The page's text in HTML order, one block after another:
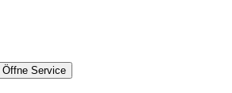
Öffne Service